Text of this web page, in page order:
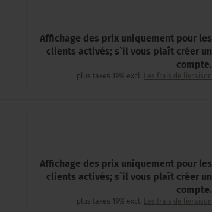
Affichage des prix uniquement pour les
clients activés; s`il vous plaît créer un
compte.
plus taxes 19% excl. Les frais de livraison
Affichage des prix uniquement pour les
clients activés; s`il vous plaît créer un
compte.
plus taxes 19% excl. Les frais de livraison